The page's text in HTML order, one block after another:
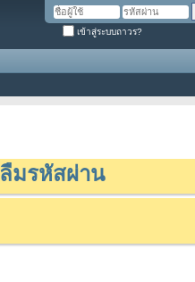
เข้าสู่ระบบถาวร?
ลืมรหัสผ่าน